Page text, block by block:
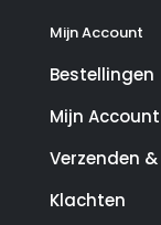
Mijn Account
Bestellingen
Mijn Account
Verzenden
Klachten